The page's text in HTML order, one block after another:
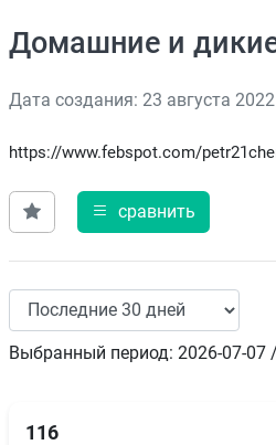
Домашние и
Дата создания: 23 августа 2022
https://www.febspot.com/
сравнить
Выбранный период: 2026-07-07
116